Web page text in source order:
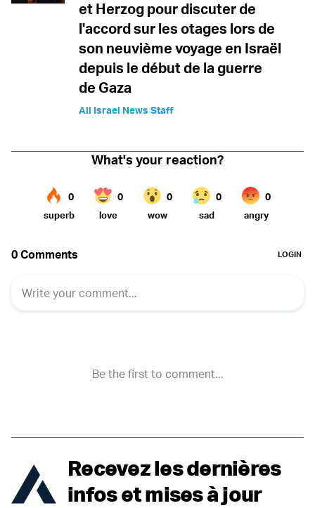
et Herzog pour discuter de
l'accord sur les otages lors de
son neuvième voyage en Israël
depuis le début de la guerre
de Gaza
All Israel News Staff
Recevez les dernières
infos et mises à jour